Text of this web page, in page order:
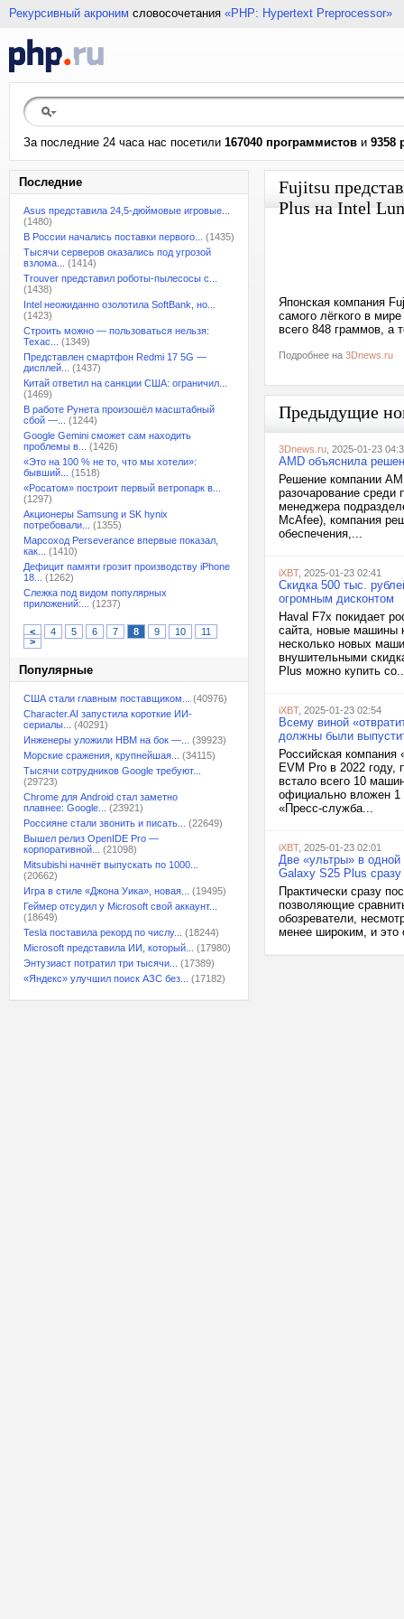
Рекурсивный акроним словосочетания «PHP: Hypertext Preprocessor»
За последние 24 часа нас посетили 167040 программистов и 9358
Последние
Asus представила 24,5-дюймовые игровые...
(1480)
В России начались поставки первого...
(1435)
Тысячи серверов оказались под угрозой
взлома...
(1414)
Trouver представил роботы-пылесосы с...
(1438)
Intel неожиданно озолотила SoftBank, но...
(1423)
Строить можно — пользоваться нельзя:
Техас...
(1349)
Представлен смартфон Redmi 17 5G —
дисплей...
(1437)
Китай ответил на санкции США: ограничил...
(1469)
В работе Рунета произошёл масштабный
сбой —...
(1244)
Google Gemini сможет сам находить
проблемы в...
(1426)
«Это на 100 % не то, что мы хотели»:
бывший...
(1518)
«Росатом» построит первый ветропарк в...
(1297)
Акционеры Samsung и SK hynix
потребовали...
(1355)
Марсоход Perseverance впервые показал,
как...
(1410)
Дефицит памяти грозит производству iPhone
18...
(1262)
Слежка под видом популярных
приложений:...
(1237)
< 4 5 6 7 8 9 10
11
>
Популярные
США стали главным поставщиком...
(40976)
Character.AI запустила короткие ИИ-
сериалы...
(40291)
Инженеры уложили HBM на бок —...
(39923)
Морские сражения, крупнейшая...
(34115)
Тысячи сотрудников Google требуют...
(29723)
Chrome для Android стал заметно
плавнее: Google...
(23921)
Россияне стали звонить и писать...
(22649)
Вышел релиз OpenIDE Pro —
корпоративной...
(21098)
Mitsubishi начнёт выпускать по 1000...
(20662)
Игра в стиле «Джона Уика», новая...
(19495)
Геймер отсудил у Microsoft свой аккаунт...
(18649)
Tesla поставила рекорд по числу...
(18244)
Microsoft представила ИИ, который...
(17980)
Энтузиаст потратил три тысячи...
(17389)
«Яндекс» улучшил поиск АЗС без...
(17182)
Fujitsu
Plus на Intel
Японская компания
самого лёгкого в
всего 848 граммов, а
Подробнее на 3Dnews.ru
Предыдущие
3Dnews.ru , 2025-01-23
AMD объяснила
Решение компании
разочарование среди
менеджера
McAfee), компания
обеспечения,...
iXBT, 2025-01-23 02:41
Скидка 500 тыс.
огромным дисконтом
Haval F7x покидает
сайта, новые машины
несколько новых
внушительными
Plus можно купить
iXBT, 2025-01-23 02:54
Всему виной
должны были
Российская компания
EVM Pro в 2022
встало всего 10
официально вложен
«Пресс-служба...
iXBT, 2025-01-23 02:01
Две «ультры» в
Galaxy S25 Plus
Практически сразу
позволяющие
обозреватели,
менее широким, и это